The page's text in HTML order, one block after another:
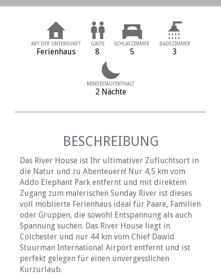
ART DER UNTERKUNFT
Ferienhaus
GÄSTE
8
SCHLAFZIMMER
5
BADEZIMMER
3
MINDESTAUFENTHALT
2 Nächte
BESCHREIBUNG
Das River House ist Ihr ultimativer Zufluchtsort in
die Natur und zu Abenteuern! Nur 4,5 km vom
Addo Elephant Park entfernt und mit direktem
Zugang zum malerischen Sunday River ist dieses
voll möblierte Ferienhaus ideal für Paare, Familien
oder Gruppen, die sowohl Entspannung als auch
Spannung suchen. Das River House liegt in
Colchester und nur 44 km vom Chief Dawid
Stuurman International Airport entfernt und ist
perfekt gelegen für einen unvergesslichen
Kurzurlaub.